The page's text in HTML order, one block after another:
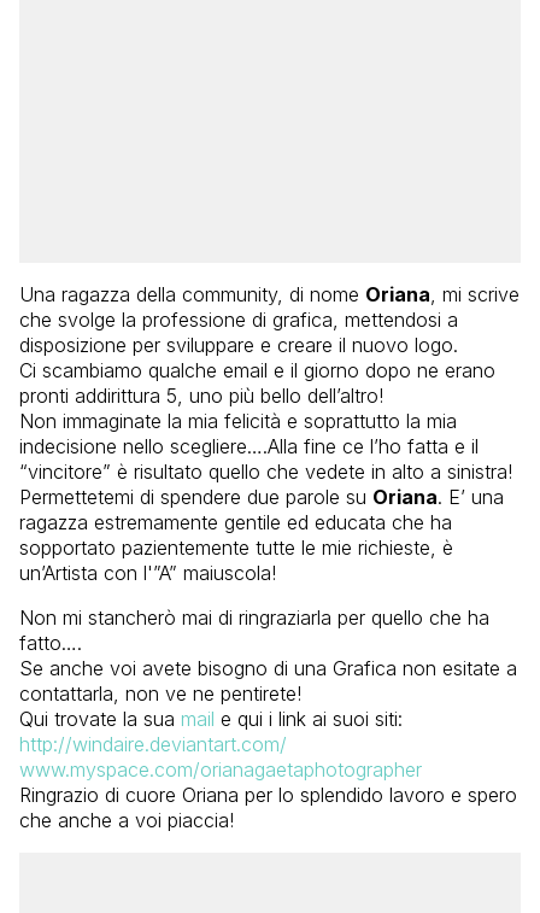
Una ragazza della community, di nome Oriana , mi scrive
che svolge la professione di grafica, mettendosi a
disposizione per sviluppare e creare il nuovo logo.
Ci scambiamo qualche email e il giorno dopo ne erano
pronti addirittura 5, uno più bello dell’altro!
Non immaginate la mia felicità e soprattutto la mia
indecisione nello scegliere….Alla fine ce l’ho fatta e il
“vincitore” è risultato quello che vedete in alto a sinistra!
Permettetemi di spendere due parole su Oriana. E’ una
ragazza estremamente gentile ed educata che ha
sopportato pazientemente tutte le mie richieste, è
un’Artista con l'”A” maiuscola!
Non mi stancherò mai di ringraziarla per quello che ha
fatto….
Se anche voi avete bisogno di una Grafica non esitate a
contattarla, non ve ne pentirete!
Qui trovate la sua mail e qui i link ai suoi siti:
http://windaire.deviantart.com/
www.myspace.com/orianagaetaphotographer
Ringrazio di cuore Oriana per lo splendido lavoro e spero
che anche a voi piaccia!